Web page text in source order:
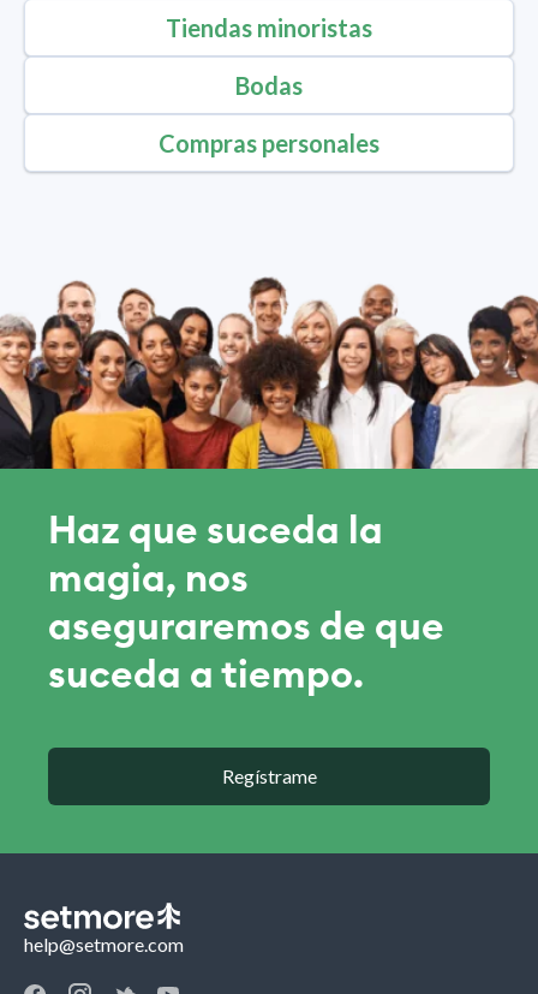
Tiendas minoristas
Bodas
Compras personales
Haz que suceda la
magia, nos
aseguraremos de que
suceda a tiempo.
Regístrame
help@setmore.com